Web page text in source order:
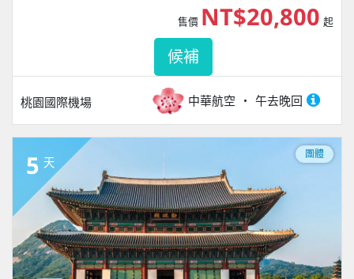
桃園國際機場 中華航空 午去晚回
售價 NT$20,800 起
候補
5 天
團體